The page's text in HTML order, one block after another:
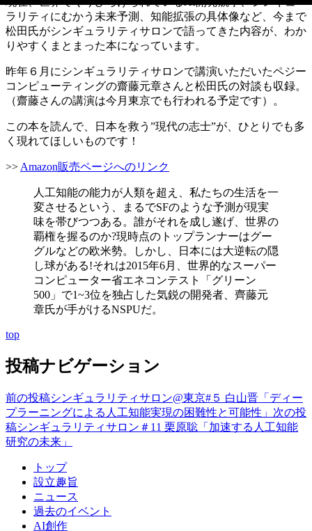
ラリティにむかう未来予測、知能拡張の具体像など、今まで
松田氏がシンギュラリティサロンで語ってきた内容が、わか
りやすくまとまった本になっています。
昨年６月にシンギュラリティサロンで講演いただいたペジー
コンピューティングの齋藤元章さんと松田氏の対談も収録。
（齋藤さんの講演は今月東京でも行われる予定です）。
この本を読んで、日本を救う”現代の志士”が、ひとりでも多
く現れてほしいものです！
>> Amazon販売ページへのリンク
人工知能の能力が人類を超え、私たちの生活を一
変させるという、まるでSFのような予測が現実
味を帯びつつある。誰がそれを成し遂げ、世界の
覇権を握るのか?現時点のトップランナーはグー
グルなどの欧米勢。しかし、日本には大逆転の隠
し球がある!それは2015年6月、世界的なスーパー
コンピューター省エネコンテスト「グリーン
500」で1~3位を独占した気鋭の開発者、齊藤元
章氏が手がけるNSPUだ。
top
投稿ナビゲーション
前の投稿シンギュラリティサロン@東京#５ 白山晋「ディー
プラーニングによる人工知能実現の困難性と可能性」 次の投
稿シンギュラリティサロン＃11 栗原聡「加速する人工知能
研究の未来」
トップ
設立趣旨
ニュース
過去のイベント
AI創作